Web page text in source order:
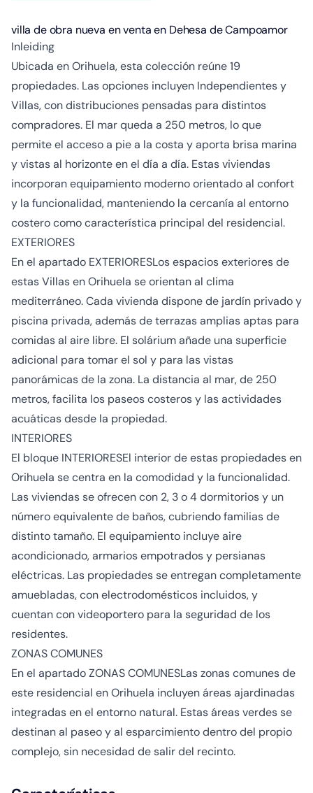
villa de obra nueva en venta en Dehesa de Campoamor
Inleiding
Ubicada en Orihuela, esta colección reúne 19
propiedades. Las opciones incluyen Independientes y
Villas, con distribuciones pensadas para distintos
compradores. El mar queda a 250 metros, lo que
permite el acceso a pie a la costa y aporta brisa marina
y vistas al horizonte en el día a día. Estas viviendas
incorporan equipamiento moderno orientado al confort
y la funcionalidad, manteniendo la cercanía al entorno
costero como característica principal del residencial.
EXTERIORES
En el apartado EXTERIORESLos espacios exteriores de
estas Villas en Orihuela se orientan al clima
mediterráneo. Cada vivienda dispone de jardín privado y
piscina privada, además de terrazas amplias aptas para
comidas al aire libre. El solárium añade una superficie
adicional para tomar el sol y para las vistas
panorámicas de la zona. La distancia al mar, de 250
metros, facilita los paseos costeros y las actividades
acuáticas desde la propiedad.
INTERIORES
El bloque INTERIORESEl interior de estas propiedades en
Orihuela se centra en la comodidad y la funcionalidad.
Las viviendas se ofrecen con 2, 3 o 4 dormitorios y un
número equivalente de baños, cubriendo familias de
distinto tamaño. El equipamiento incluye aire
acondicionado, armarios empotrados y persianas
eléctricas. Las propiedades se entregan completamente
amuebladas, con electrodomésticos incluidos, y
cuentan con videoportero para la seguridad de los
residentes.
ZONAS COMUNES
En el apartado ZONAS COMUNESLas zonas comunes de
este residencial en Orihuela incluyen áreas ajardinadas
integradas en el entorno natural. Estas áreas verdes se
destinan al paseo y al esparcimiento dentro del propio
complejo, sin necesidad de salir del recinto.